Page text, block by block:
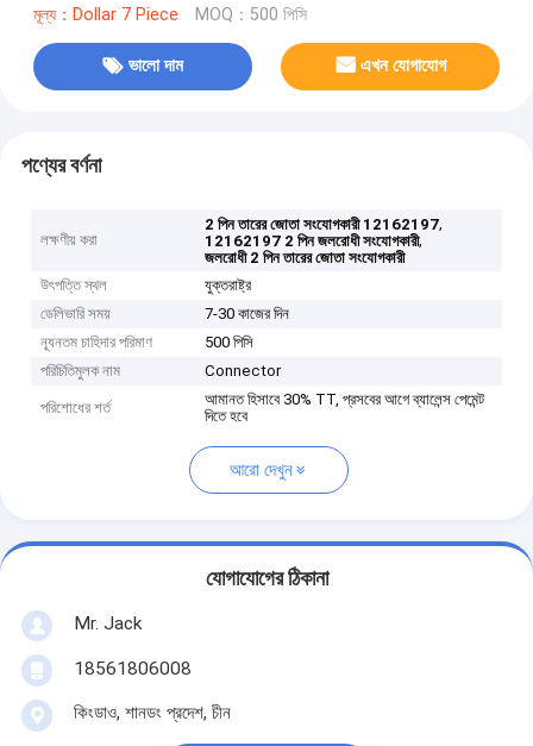
মূল্য：Dollar 7 Piece MOQ：500 পিসি
ভালো দাম এখন যোগাযোগ
পণ্যের বর্ণনা
লক্ষণীয় করা
2 পিন তারের জোতা সংযোগকারী 12162197,
12162197 2 পিন জলরোধী সংযোগকারী,
জলরোধী 2 পিন তারের জোতা সংযোগকারী
উৎপত্তি স্থল
যুক্তরাষ্ট্র
ডেলিভারি সময়
7-30 কাজের দিন
ন্যূনতম চাহিদার পরিমাণ
500 পিসি
পরিচিতিমুলক নাম
Connector
পরিশোধের শর্ত
আমানত হিসাবে 30% TT, প্রসবের আগে ব্যালেন্স পেমেন্ট
দিতে হবে
আরো দেখুন
যোগাযোগের ঠিকানা
Mr. Jack
18561806008
কিংডাও, শানডং প্রদেশ, চীন